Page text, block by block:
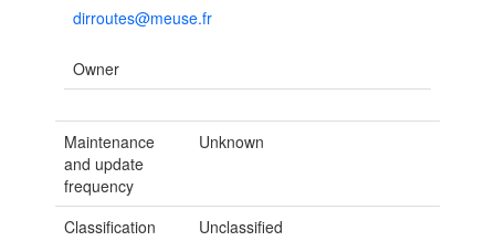
dirroutes@meuse.fr
Owner
Maintenance
and update
frequency
Unknown
Classification
Unclassified